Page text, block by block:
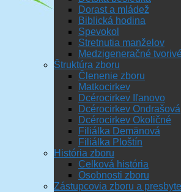
Dorast a mládež
Biblická hodina
Spevokol
Stretnutia manželov
Medzigeneračné
Štruktúra zboru
Členenie zboru
Matkocirkev
Dcérocirkev Iľanovo
Dcérocirkev Ondrašová
Dcérocirkev Okoličné
Filiálka Demänová
Filiálka Ploštín
História zboru
Celková história
Osobnosti zboru
Zástupcovia zboru a